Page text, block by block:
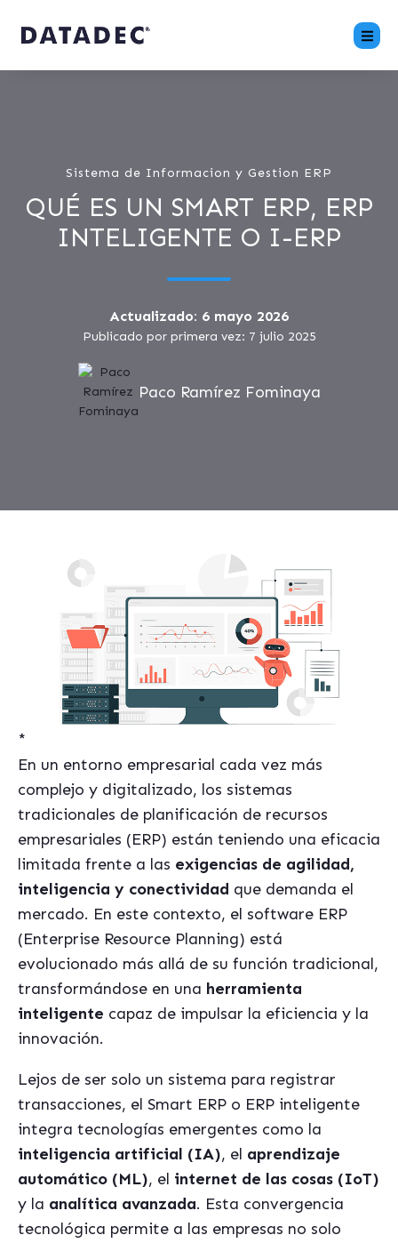
Sistema de Informacion y Gestion ERP
QUÉ ES UN SMART ERP, ERP
INTELIGENTE O I-ERP
Actualizado: 6 mayo 2026
Publicado por primera vez: 7 julio 2025
Paco Ramírez Fominaya
*
En un entorno empresarial cada vez más
complejo y digitalizado, los sistemas
tradicionales de planificación de recursos
empresariales (ERP) están teniendo una eficacia
limitada frente a las exigencias de agilidad,
inteligencia y conectividad que demanda el
mercado. En este contexto, el software ERP
(Enterprise Resource Planning) está
evolucionado más allá de su función tradicional,
transformándose en una herramienta
inteligente capaz de impulsar la eficiencia y la
innovación.
Lejos de ser solo un sistema para registrar
transacciones, el Smart ERP o ERP inteligente
integra tecnologías emergentes como la
inteligencia artificial (IA), el aprendizaje
automático (ML), el internet de las cosas (IoT)
y la analítica avanzada. Esta convergencia
tecnológica permite a las empresas no solo